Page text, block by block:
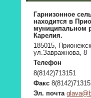
Гарнизонное
находится в
муниципальном
Карелия.
185015,
ул.Завражнова, 8
Телефон
8(8142)713151
Факс
Эл. почта